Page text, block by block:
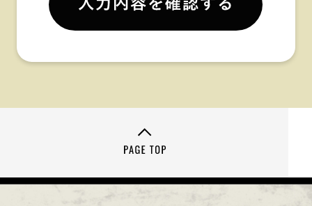
（２）個人識別符号が含まれるものをいう。
（１）個人情報の取得
当社は、お問い合わせをお受けするに当たり、ご
の個人情報を取得させていただきます。